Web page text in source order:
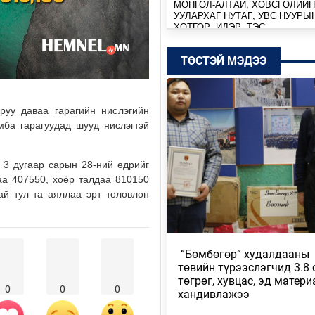
даваа гарагийн нислэгийн
гарагуудад шууд нислэгтэй
дугаар сарын 28-ний өдрийг
407550, хоёр талдаа 810150
тул та аяллаа эрт төлөвлөн
0 0 0
МОНГОЛ-АЛТАЙ, ХӨВСГӨЛИЙН
УУЛАРХАГ НУТАГ, УВС
ХОТГОР, ИДЭР, ТЭС,…
10 цагийн өмнө
МОНГОЛ-АЛТАЙ, ХӨВСГӨЛИЙН
УУЛАРХАГ НУТАГ, ДОРНОД-
ДАРЬГАНГЫН ТАЛ НУТГААР…
Өчигдөр
УИХ-ЫН ДАРГА С.БЯМБАЦОГТ
АЗИЙН ЭРЭГТЭЙЧҮҮДИЙН
ВОЛЕЙБОЛЫН АВАРГА Ш…
2026/08/05
МОНГОЛ УЛС COP17-Д ТАЛ
ТӨЛӨВЛӨГӨӨГӨӨ
2026/08/05
НИЙТИЙН АЛБАН ТУШААЛТНЫ
БУС ХӨРӨНГИЙГ ХУРААХ
ТӨСТЭЙ МЭДЭЭ
​ “Бөмбөгөр” худалдааны
төвийн түрээслэгчид 3.8
төгрөг, хувцас, эд
хандивлажээ